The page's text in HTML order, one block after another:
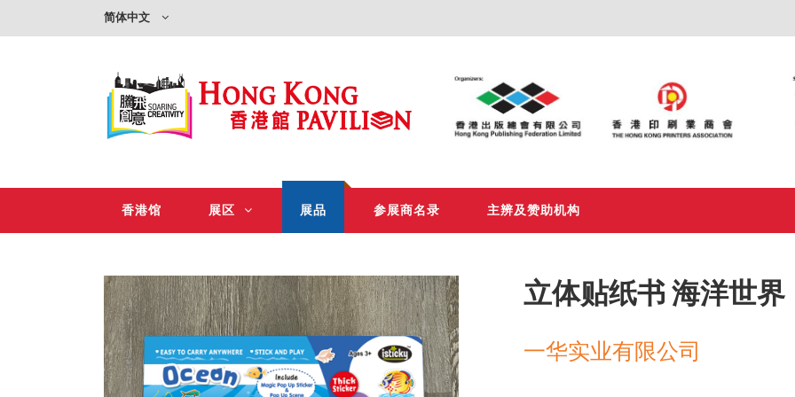
简体中文
香港馆 展区 展品 参展商名录 主辨及赞助机构
立体贴纸书 海洋世界
一华实业有限公司